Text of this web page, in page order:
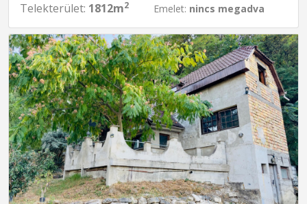
Telekterület: 1812m2
Emelet: nincs megadva